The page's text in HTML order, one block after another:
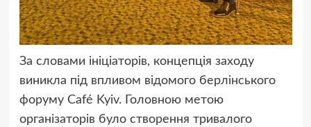
За словами ініціаторів, концепція заходу
виникла під впливом відомого берлінського
форуму Café Kyiv. Головною метою
організаторів було створення тривалого